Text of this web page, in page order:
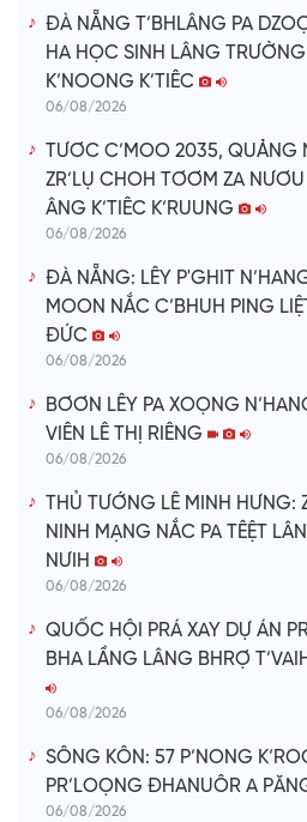
ĐÀ NẴNG T’BHLÂNG PA
HA HỌC SINH LÂNG TRƯỜNG
K’NOONG K’TIÊC
06/08/2026
TƯƠC C’MOO 2035, QUẢNG
ZR’LỤ CHOH TƠƠM ZA
ÂNG K’TIÊC K’RUUNG
06/08/2026
ĐÀ NẴNG: LÊY P'GHIT
MOON NẮC C’BHUH PING
ĐỨC
06/08/2026
BƠƠN LÊY PA XOỌNG
VIÊN LÊ THỊ RIÊNG
06/08/2026
THỦ TƯỚNG LÊ MINH HƯNG:
NINH MẠNG NẮC PA TÊỆT
NƯIH
06/08/2026
QUỐC HỘI PRÁ XAY DỰ ÁN
BHA LẦNG LÂNG BHRỢ
06/08/2026
SÔNG KÔN: 57 P’NONG
PR’LOỌNG ĐHANUÔR A
06/08/2026